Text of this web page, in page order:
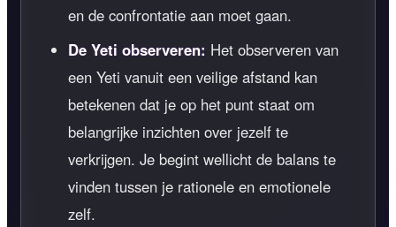
en de confrontatie aan moet gaan.
De Yeti observeren: Het observeren van
een Yeti vanuit een veilige afstand kan
betekenen dat je op het punt staat om
belangrijke inzichten over jezelf te
verkrijgen. Je begint wellicht de balans te
vinden tussen je rationele en emotionele
zelf.